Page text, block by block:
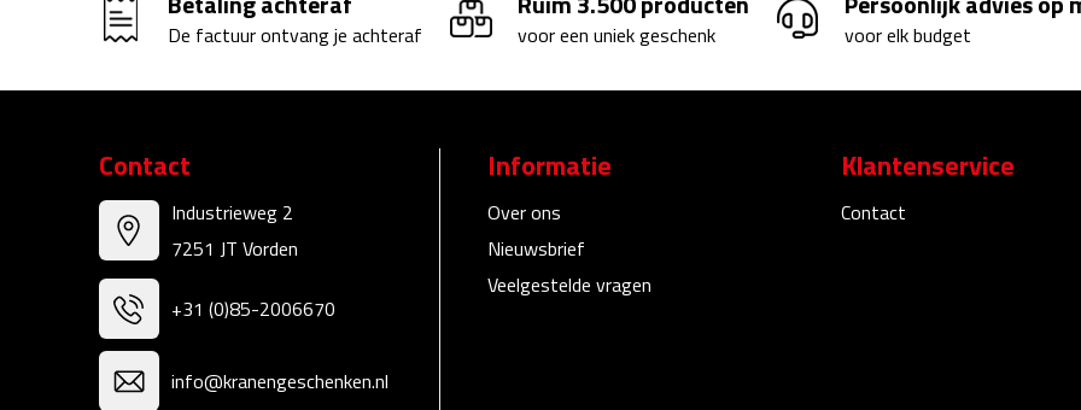
De factuur ontvang je achteraf voor een uniek geschenk voor elk budget
Contact
Industrieweg 2
7251 JT Vorden
+31 (0)85-2006670
info@kranengeschenken.nl
Informatie
Over ons
Nieuwsbrief
Veelgestelde vragen
Klantenservice
Contact